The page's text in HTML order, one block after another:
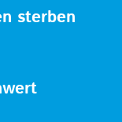
sterben